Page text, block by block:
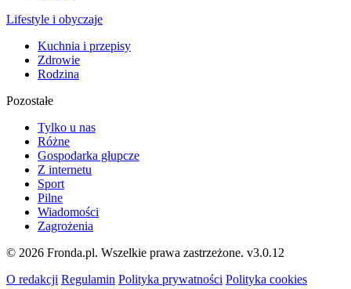
Lifestyle i obyczaje
Kuchnia i przepisy
Zdrowie
Rodzina
Pozostałe
Tylko u nas
Różne
Gospodarka głupcze
Z internetu
Sport
Pilne
Wiadomości
Zagrożenia
© 2026 Fronda.pl. Wszelkie prawa zastrzeżone. v3.0.12
O redakcji Regulamin Polityka prywatności Polityka cookies